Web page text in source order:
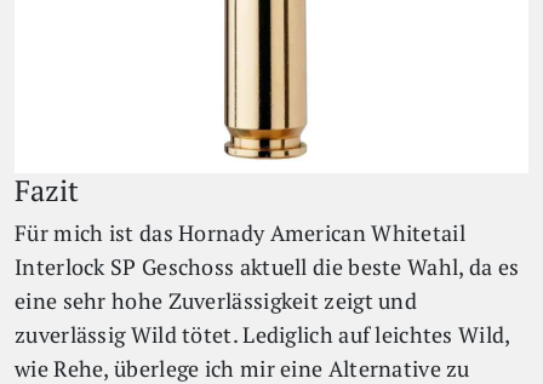
Fazit
Für mich ist das Hornady American Whitetail
Interlock SP Geschoss aktuell die beste Wahl, da es
eine sehr hohe Zuverlässigkeit zeigt und
zuverlässig Wild tötet. Lediglich auf leichtes Wild,
wie Rehe, überlege ich mir eine Alternative zu